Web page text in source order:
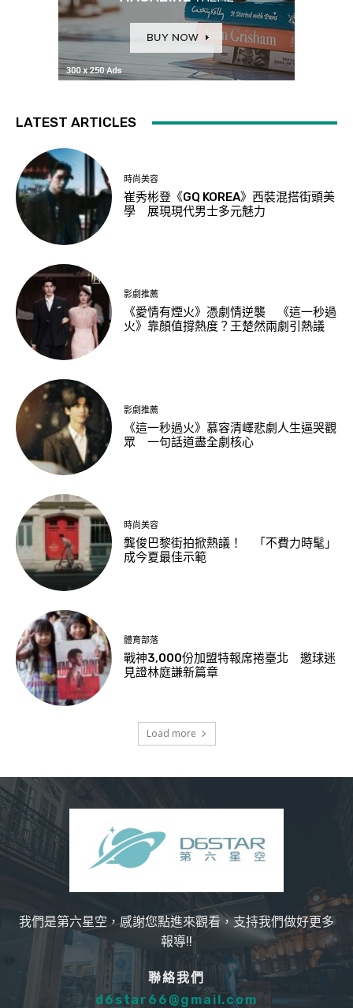
LATEST ARTICLES
時尚美容
崔秀彬登《GQ KOREA》西裝混搭街頭美
學 展現現代男士多元魅力
影劇推薦
《愛情有煙火》憑劇情逆襲 《這一秒過
火》靠顏值撐熱度？王楚然兩劇引熱議
影劇推薦
《這一秒過火》慕容清嶧悲劇人生逼哭觀
眾 一句話道盡全劇核心
時尚美容
龔俊巴黎街拍掀熱議！ 「不費力時髦」
成今夏最佳示範
體育部落
戰神3,000份加盟特報席捲臺北 邀球迷
見證林庭謙新篇章
Load more
我們是第六星空，感謝您點進來觀看，支持我們做好更多
報導!!
聯絡我們
d6star66@gmail.com